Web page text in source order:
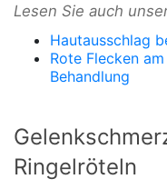
Lesen Sie auch
Hautausschlag
Rote Flecken
Behandlung
Ringelröteln